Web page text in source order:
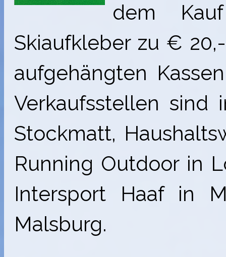
dem
Skiaufkleber zu €
aufgehängten
Verkaufsstellen sind
Stockmatt,
Running Outdoor in
Intersport Haaf in
Malsburg.